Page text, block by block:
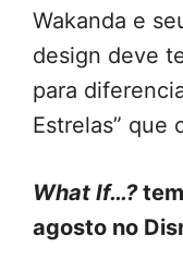
Wakanda e
design deve
para
Estrelas” que
What If…?
agosto no